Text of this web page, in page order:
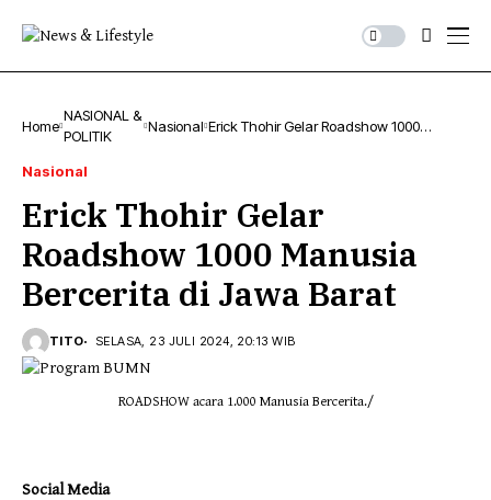
Home
NASIONAL &
POLITIK
Nasional Erick Thohir Gelar Roadshow 1000
Nasional
Erick Thohir Gelar
Roadshow 1000 Manusia
Bercerita di Jawa Barat
TITO SELASA, 23 JULI 2024, 20:13 WIB
ROADSHOW acara 1.000 Manusia Bercerita./
Social Media